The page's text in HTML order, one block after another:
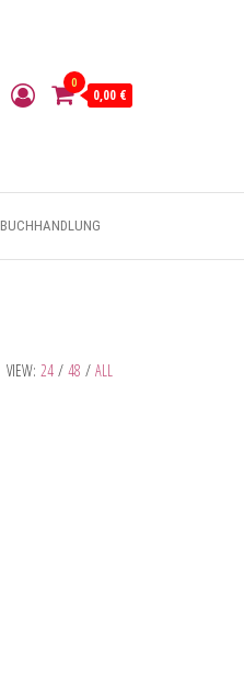
0
0,00 €
BUCHHANDLUNG
VIEW: 24 / 48 / ALL